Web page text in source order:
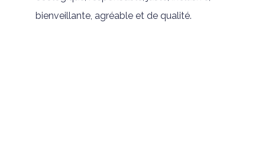
bienveillante, agréable et de qualité.